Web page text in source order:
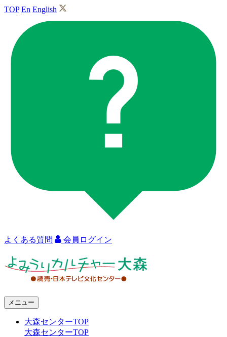
TOP En English
よくある質問 会員ログイン
メニュー
大森センターTOP
大森センターTOP